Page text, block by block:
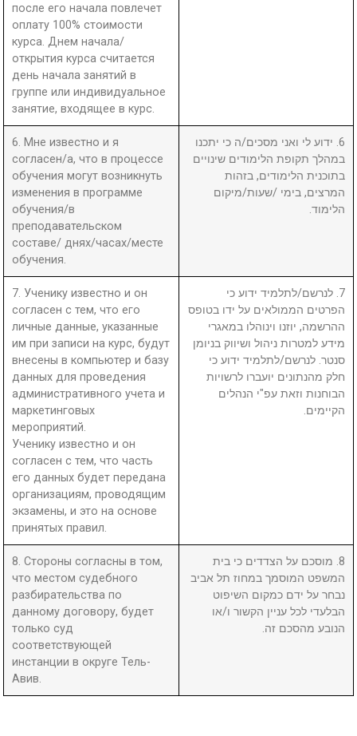
после его начала повлечет
оплату 100% стоимости
курса. Днем начала/
открытия курса считается
день начала занятий в
группе или индивидуальное
занятие, входящее в курс.
6. Мне известно и я
согласен/а, что в процессе
обучения могут возникнуть
изменения в программе
обучения/в
преподавательском
составе/ днях/часах/месте
обучения.
6. ידוע לי ואני מסכים/ה כי יתכנו
במהלך תקופת הלימודים שינויים
בתוכנית הלימודים, בזהות
המרצים, בימי /שעות/מיקום
הלימוד.
7. Ученику известно и он
согласен с тем, что его
личные данные, указанные
им при записи на курс, будут
внесены в компьютер и базу
данных для проведения
административного учета и
маркетинговых
мероприятий.
Ученику известно и он
согласен с тем, что часть
его данных будет передана
организациям, проводящим
экзамены, и это на основе
принятых правил.
7. לנרשם/לתלמיד ידוע כי
הפרטים הממולאים על ידו בטופס
ההרשמה, יוזנו וינוהלו במאגרי
מידע למטרות ניהול ושיווק בניומן
סנטר. לנרשם/לתלמיד ידוע כי
חלק מהנתונים יועברו לרשויות
הבוחנות וזאת עפ"י הנהלים
הקיימים.
8. Стороны согласны в том,
что местом судебного
разбирательства по
данному договору, будет
только суд
соответствующей
инстанции в округе Тель-
Авив.
8. מוסכם על הצדדים כי בית
המשפט המוסמך במחוז תל אביב
נבחר על ידם כמקום השיפוט
הבלעדי לכל עניין הקשור ו/או
הנובע מהסכם זה.